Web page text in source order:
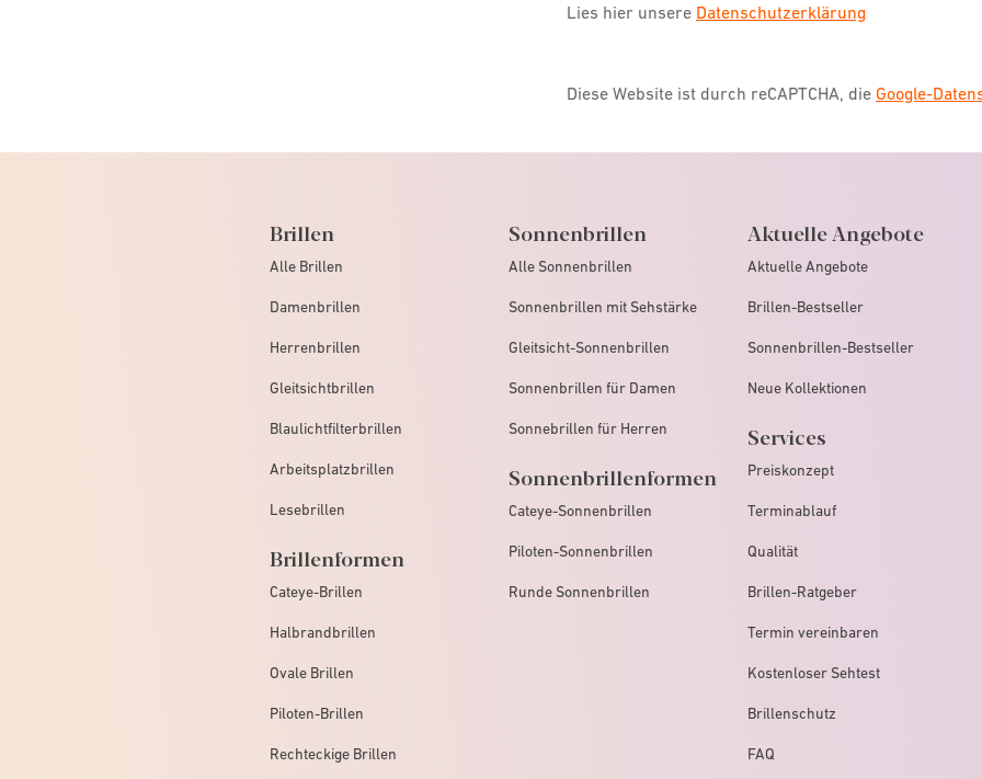
Lies hier unsere Datenschutzerklärung
Diese Website ist durch reCAPTCHA, die Google-
Brillen
Alle Brillen
Damenbrillen
Herrenbrillen
Gleitsichtbrillen
Blaulichtfilterbrillen
Arbeitsplatzbrillen
Lesebrillen
Brillenformen
Cateye-Brillen
Halbrandbrillen
Ovale Brillen
Piloten-Brillen
Rechteckige Brillen
Sonnenbrillen
Alle Sonnenbrillen
Sonnenbrillen mit Sehstärke
Gleitsicht-Sonnenbrillen
Sonnenbrillen für Damen
Sonnebrillen für Herren
Sonnenbrillenformen
Cateye-Sonnenbrillen
Piloten-Sonnenbrillen
Runde Sonnenbrillen
Aktuelle Angebote
Aktuelle Angebote
Brillen-Bestseller
Sonnenbrillen-Bestseller
Neue Kollektionen
Services
Preiskonzept
Terminablauf
Qualität
Brillen-Ratgeber
Termin vereinbaren
Kostenloser Sehtest
Brillenschutz
FAQ